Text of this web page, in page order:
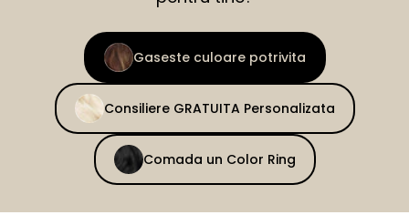
Gaseste culoare potrivita
Consiliere GRATUITA Personalizata
Comada un Color Ring